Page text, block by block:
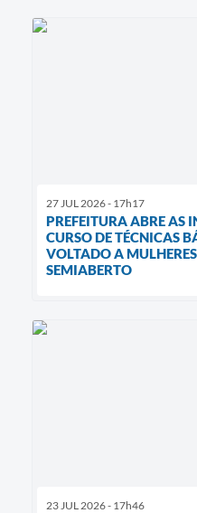
27 JUL 2026 - 17h17
PREFEITURA ABRE AS
CURSO DE TÉCNICAS
VOLTADO A
SEMIABERTO
23 JUL 2026 - 17h46